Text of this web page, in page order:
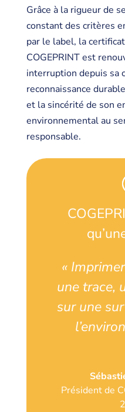
Grâce à la rigueur de
constant des critères
par le label, la
COGEPRINT est
interruption depuis sa
reconnaissance
et la sincérité de son
environnemental au
responsable.
«
une trace,
sur une
Président de